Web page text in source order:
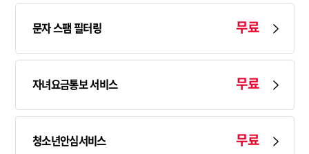
문자 스팸 필터링 무료
자녀요금통보 서비스 무료
청소년안심서비스 무료